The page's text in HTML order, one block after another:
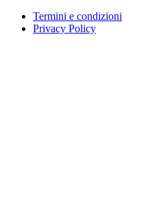
Termini e condizioni
Privacy Policy